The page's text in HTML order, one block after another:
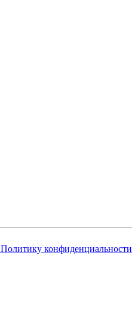
Политику конфиденциальности